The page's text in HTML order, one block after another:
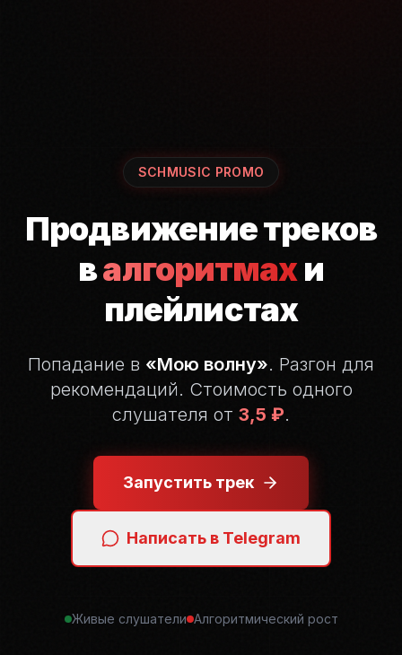
SCHMUSIC PROMO
Продвижение треков
валгоритмахи
плейлистах
Попадание в «Мою волну». Разгон для
рекомендаций. Стоимость одного
слушателя от 3,5 ₽.
Запустить трек
Написать в Telegram
Живые слушатели Алгоритмический рост